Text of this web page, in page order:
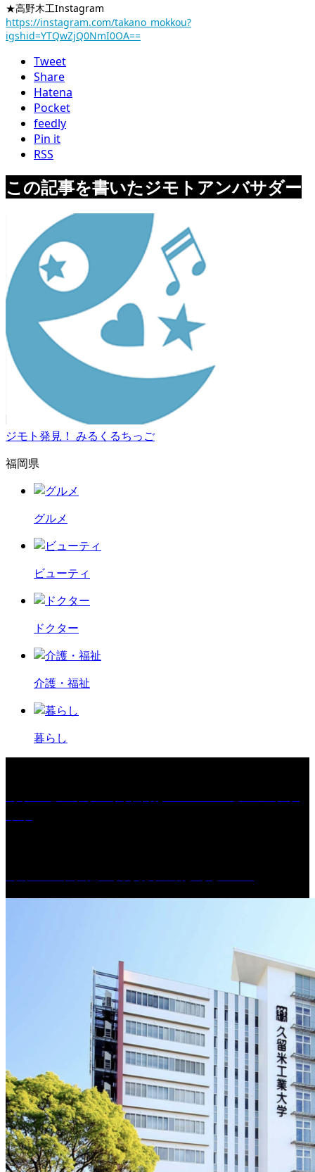
★高野木工Instagram
https://instagram.com/takano_mokkou?
igshid=YTQwZjQ0NmI0OA==
Tweet
Share
Hatena
Pocket
feedly
Pin it
RSS
この記事を書いたジモトアンバサダー
ジモト発見！ みるくるちっご
福岡県
グルメ
ビューティ
ドクター
介護・福祉
暮らし